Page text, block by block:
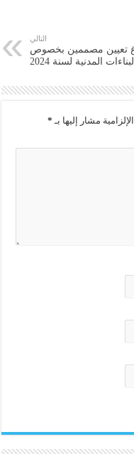
التالي
تعيين مصممين بخصوص
المدنية لسنة 2024
مشار إليها بـ *